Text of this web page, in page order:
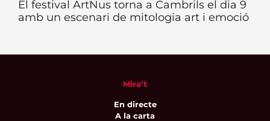
El festival ArtNus torna a Cambrils el dia 9
amb un escenari de mitologia art i emoció
Mira’t
En directe
A la carta